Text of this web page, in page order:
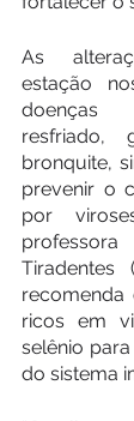
As
estação
doenças
resfriado,
bronquite,
prevenir o
por
professora
Tiradentes
recomenda
ricos em
selênio
do sistema